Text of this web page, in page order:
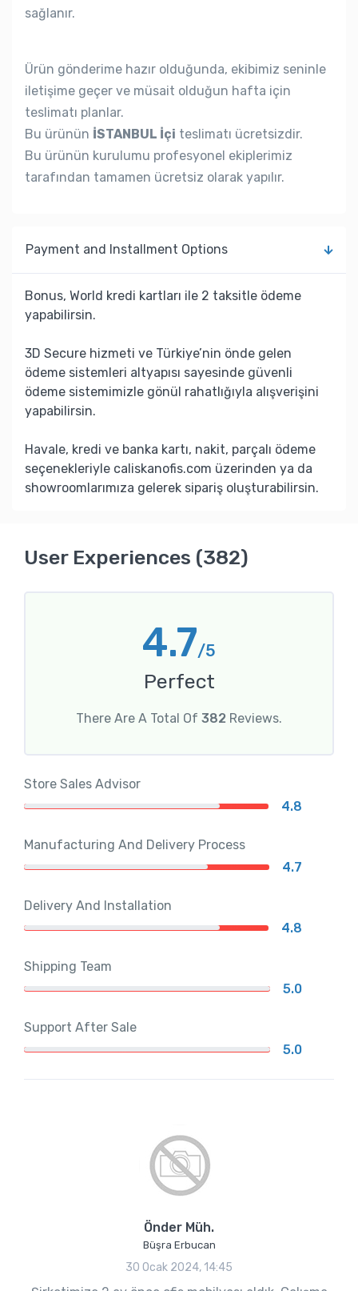
sağlanır.
Ürün gönderime hazır olduğunda, ekibimiz seninle
iletişime geçer ve müsait olduğun hafta için
teslimatı planlar.
Bu ürünün İSTANBUL İçi teslimatı ücretsizdir.
Bu ürünün kurulumu profesyonel ekiplerimiz
tarafından tamamen ücretsiz olarak yapılır.
Payment and Installment Options
Bonus, World kredi kartları ile 2 taksitle ödeme
yapabilirsin.
3D Secure hizmeti ve Türkiye’nin önde gelen
ödeme sistemleri altyapısı sayesinde güvenli
ödeme sistemimizle gönül rahatlığıyla alışverişini
yapabilirsin.
Havale, kredi ve banka kartı, nakit, parçalı ödeme
seçenekleriyle caliskanofis.com üzerinden ya da
showroomlarımıza gelerek sipariş oluşturabilirsin.
User Experiences (382)
4.7/5
Perfect
There Are A Total Of 382 Reviews.
Store Sales Advisor
4.8
Manufacturing And Delivery Process
4.7
Delivery And Installation
4.8
Shipping Team
5.0
Support After Sale
5.0
Önder Müh.
Büşra Erbucan
30 Ocak 2024, 14:45